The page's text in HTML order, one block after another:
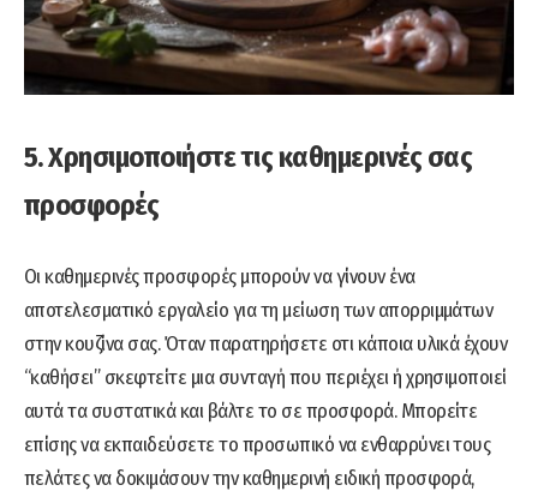
5. Χρησιμοποιήστε τις καθημερινές σας
προσφορές
Οι καθημερινές προσφορές μπορούν να γίνουν ένα
αποτελεσματικό εργαλείο για τη μείωση των απορριμμάτων
στην κουζίνα σας. Όταν παρατηρήσετε οτι κάποια υλικά έχουν
“καθήσει” σκεφτείτε μια συνταγή που περιέχει ή χρησιμοποιεί
αυτά τα συστατικά και βάλτε το σε προσφορά. Μπορείτε
επίσης να εκπαιδεύσετε το προσωπικό να ενθαρρύνει τους
πελάτες να δοκιμάσουν την καθημερινή ειδική προσφορά,